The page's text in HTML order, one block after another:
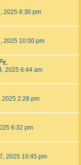
2025 8:30 pm
2025 10:00 pm
2025 6:44 am
2025 2:28 pm
6:32 pm
2025 10:45 pm